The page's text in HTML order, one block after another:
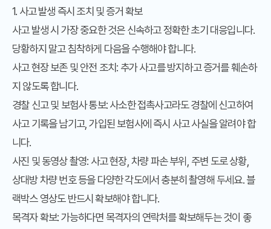
1. 사고 발생 즉시 조치 및 증거 확보
사고 발생 시 가장 중요한 것은 신속하고 정확한 초기 대응입니다.
당황하지 말고 침착하게 다음을 수행해야 합니다.
사고 현장 보존 및 안전 조치: 추가 사고를 방지하고 증거를 훼손하
지 않도록 합니다.
경찰 신고 및 보험사 통보: 사소한 접촉사고라도 경찰에 신고하여
사고 기록을 남기고, 가입된 보험사에 즉시 사고 사실을 알려야 합
니다.
사진 및 동영상 촬영: 사고 현장, 차량 파손 부위, 주변 도로 상황,
상대방 차량 번호 등을 다양한 각도에서 충분히 촬영해 두세요. 블
랙박스 영상도 반드시 확보해야 합니다.
목격자 확보: 가능하다면 목격자의 연락처를 확보해두는 것이 좋